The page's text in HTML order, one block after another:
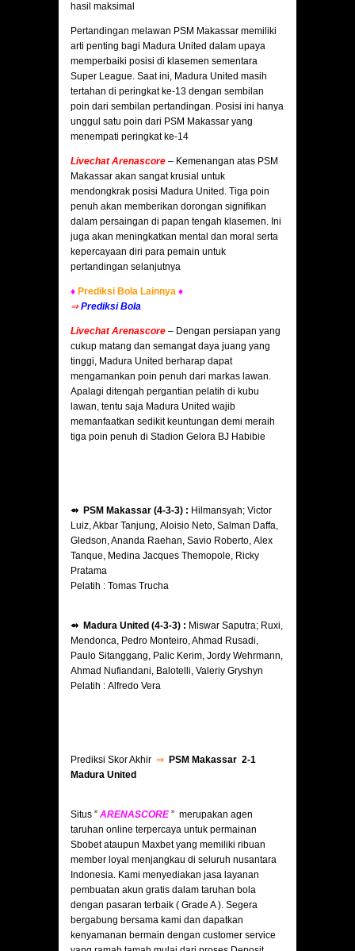
hasil maksimal
Pertandingan melawan PSM Makassar memiliki
arti penting bagi Madura United dalam upaya
memperbaiki posisi di klasemen sementara
Super League. Saat ini, Madura United masih
tertahan di peringkat ke-13 dengan sembilan
poin dari sembilan pertandingan. Posisi ini hanya
unggul satu poin dari PSM Makassar yang
menempati peringkat ke-14
Livechat Arenascore – Kemenangan atas PSM
Makassar akan sangat krusial untuk
mendongkrak posisi Madura United. Tiga poin
penuh akan memberikan dorongan signifikan
dalam persaingan di papan tengah klasemen. Ini
juga akan meningkatkan mental dan moral serta
kepercayaan diri para pemain untuk
pertandingan selanjutnya
♦ Prediksi Bola Lainnya ♦
⇒ Prediksi Bola
Livechat Arenascore – Dengan persiapan yang
cukup matang dan semangat daya juang yang
tinggi, Madura United berharap dapat
mengamankan poin penuh dari markas lawan.
Apalagi ditengah pergantian pelatih di kubu
lawan, tentu saja Madura United wajib
memanfaatkan sedikit keuntungan demi meraih
tiga poin penuh di Stadion Gelora BJ Habibie
⇴ PSM Makassar (4-3-3) : Hilmansyah; Victor
Luiz, Akbar Tanjung, Aloisio Neto, Salman Daffa,
Gledson, Ananda Raehan, Savio Roberto, Alex
Tanque, Medina Jacques Themopole, Ricky
Pratama
Pelatih : Tomas Trucha
⇴ Madura United (4-3-3) : Miswar Saputra; Ruxi,
Mendonca, Pedro Monteiro, Ahmad Rusadi,
Paulo Sitanggang, Palic Kerim, Jordy Wehrmann,
Ahmad Nufiandani, Balotelli, Valeriy Gryshyn
Pelatih : Alfredo Vera
Prediksi Skor Akhir ⇒ PSM Makassar 2-1
Madura United
Situs ” ARENASCORE” merupakan agen
taruhan online terpercaya untuk permainan
Sbobet ataupun Maxbet yang memiliki ribuan
member loyal menjangkau di seluruh nusantara
Indonesia. Kami menyediakan jasa layanan
pembuatan akun gratis dalam taruhan bola
dengan pasaran terbaik ( Grade A ). Segera
bergabung bersama kami dan dapatkan
kenyamanan bermain dengan customer service